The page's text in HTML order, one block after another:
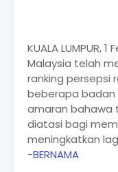
KUALA LUMPUR,
Malaysia telah
ranking persepsi
beberapa
amaran bahawa
diatasi bagi
meningkatkan
-BERNAMA